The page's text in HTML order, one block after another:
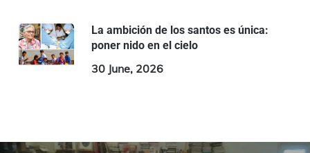
La ambición de los santos es única:
poner nido en el cielo
30 June, 2026